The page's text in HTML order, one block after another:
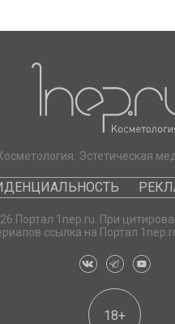
Эстетическая
Портал 1nep.ru. При
ссылка на Портал
18+